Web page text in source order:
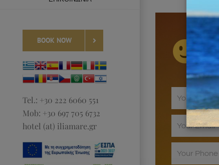
BOOK NOW
Tel.: +30 222 6060 551
Mob: +30 697 705 6732
hotel (at) iliamare.gr